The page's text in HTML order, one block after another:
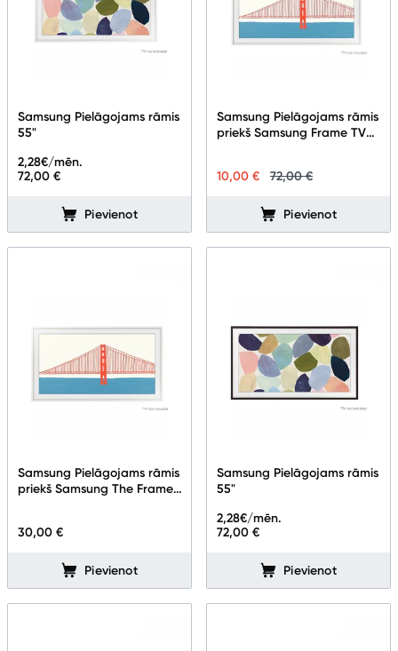
Samsung Pielāgojams rāmis
55"
72,00 €
2,28€/mēn.
Pievienot
Samsung Pielāgojams rāmis
priekš Samsung Frame TV
10,00 €
72,00 €
Pievienot
Samsung Pielāgojams rāmis
priekš Samsung The Frame
30,00 €
Pievienot
Samsung Pielāgojams rāmis
55"
72,00 €
2,28€/mēn.
Pievienot